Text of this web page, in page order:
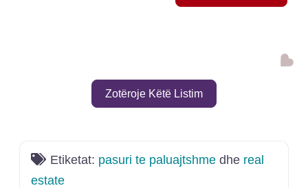
Zotëroje Këtë Listim
Etiketat: pasuri te paluajtshmedhe real
estate